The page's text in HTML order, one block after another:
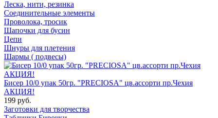
Леска, нити, резинка
Соединительные элементы
Проволока, тросик
Шапочки для бусин
Цепи
Шнуры для плетения
Шармы ( подвесы)
Бисер 10/0 упак 50гр. "PRECIOSA" цв.ассорти пр.Чехия
АКЦИЯ!
199 руб.
Заготовки для творчества